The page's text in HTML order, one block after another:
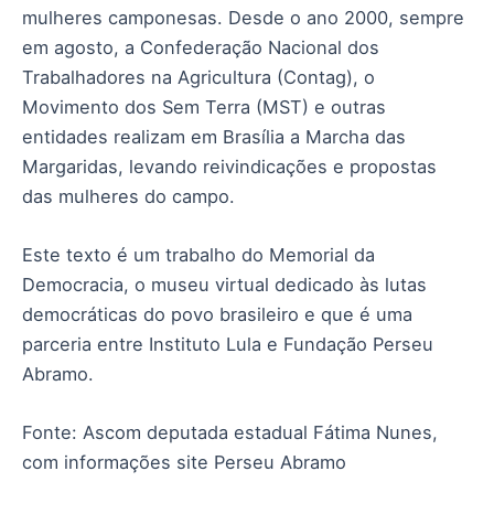
mulheres camponesas. Desde o ano 2000, sempre
em agosto, a Confederação Nacional dos
Trabalhadores na Agricultura (Contag), o
Movimento dos Sem Terra (MST) e outras
entidades realizam em Brasília a Marcha das
Margaridas, levando reivindicações e propostas
das mulheres do campo.
Este texto é um trabalho do Memorial da
Democracia, o museu virtual dedicado às lutas
democráticas do povo brasileiro e que é uma
parceria entre Instituto Lula e Fundação Perseu
Abramo.
Fonte: Ascom deputada estadual Fátima Nunes,
com informações site Perseu Abramo